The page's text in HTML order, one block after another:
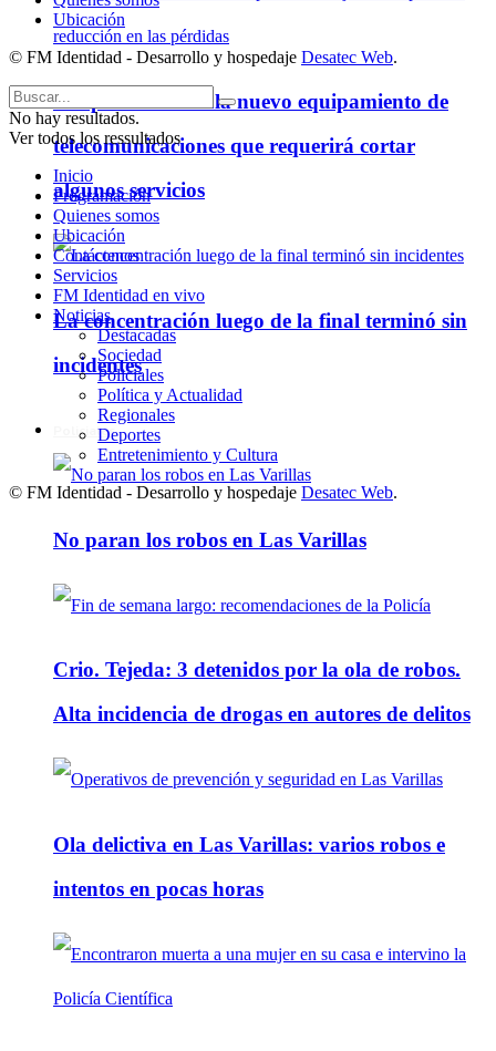
Cooperativa instala nuevo equipamiento de
telecomunicaciones que requerirá cortar
algunos servicios
La concentración luego de la final terminó sin
incidentes
Policiales
No paran los robos en Las Varillas
Crio. Tejeda: 3 detenidos por la ola de robos.
Alta incidencia de drogas en autores de delitos
Ola delictiva en Las Varillas: varios robos e
intentos en pocas horas
Ubicación
© FM Identidad - Desarrollo y hospedaje Desatec Web.
No hay resultados.
Ver todos los ressultados
Inicio
Programación
Quienes somos
Ubicación
Contáctenos
Servicios
FM Identidad en vivo
Noticias
Destacadas
Sociedad
Policiales
Política y Actualidad
Regionales
Deportes
Entretenimiento y Cultura
© FM Identidad - Desarrollo y hospedaje Desatec Web.